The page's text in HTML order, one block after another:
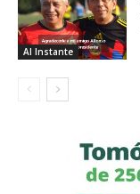
Al Instante